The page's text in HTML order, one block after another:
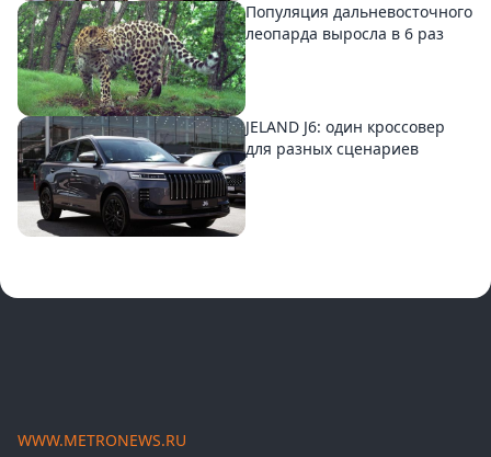
Популяция дальневосточного
леопарда выросла в 6 раз
JELAND J6: один кроссовер
для разных сценариев
WWW.METRONEWS.RU